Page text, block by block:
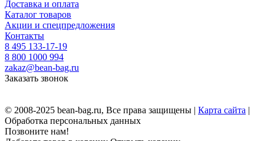
Доставка и оплата
Каталог товаров
Акции и спецпредложения
Контакты
8 495 133-17-19
8 800 1000 994
zakaz@bean-bag.ru
Заказать звонок
© 2008-2025 bean-bag.ru, Все права защищены | Карта сайта |
Обработка персональных данных
Позвоните нам!